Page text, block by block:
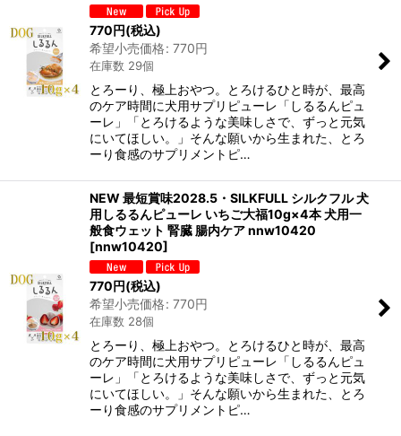
770 円(税込)
希望小売価格: 770円
在庫数 29個
とろーり、極上おやつ。とろけるひと時が、最高
のケア時間に犬用サプリピューレ「しるるんピュ
ーレ」「とろけるような美味しさで、ずっと元気
にいてほしい。」そんな願いから生まれた、とろ
ーり食感のサプリメントピ…
NEW 最短賞味2028.5・SILKFULL シルクフル 犬
用しるるんピューレ いちご大福10g×4本 犬用一
般食ウェット 腎臓 腸内ケア nnw10420
[nnw10420]
770円(税込)
希望小売価格: 770円
在庫数 28個
とろーり、極上おやつ。とろけるひと時が、最高
のケア時間に犬用サプリピューレ「しるるんピュ
ーレ」「とろけるような美味しさで、ずっと元気
にいてほしい。」そんな願いから生まれた、とろ
ーり食感のサプリメントピ…